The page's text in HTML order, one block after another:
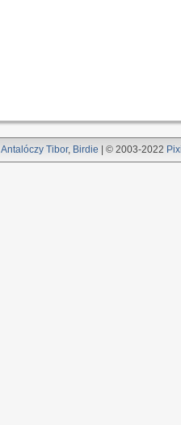
Antalóczy Tibor, Birdie | © 2003-2022